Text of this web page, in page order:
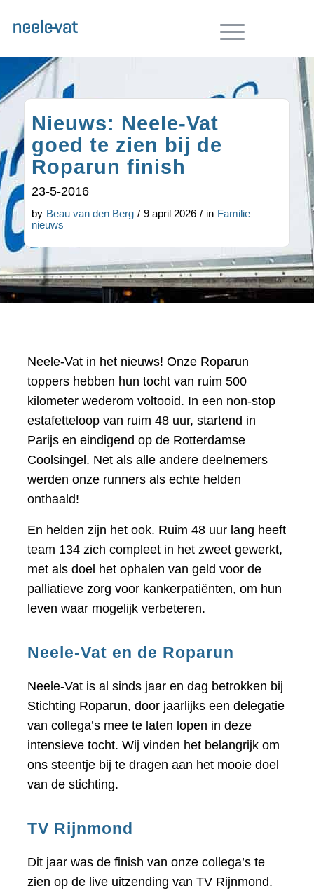
Nieuws: Neele-Vat
goed te zien bij de
Roparun finish
23-5-2016
by Beau van den Berg / 9 april 2026 / in Familie
nieuws
Neele-Vat in het nieuws! Onze Roparun
toppers hebben hun tocht van ruim 500
kilometer wederom voltooid. In een non-stop
estafetteloop van ruim 48 uur, startend in
Parijs en eindigend op de Rotterdamse
Coolsingel. Net als alle andere deelnemers
werden onze runners als echte helden
onthaald!
En helden zijn het ook. Ruim 48 uur lang heeft
team 134 zich compleet in het zweet gewerkt,
met als doel het ophalen van geld voor de
palliatieve zorg voor kankerpatiënten, om hun
leven waar mogelijk verbeteren.
Neele-Vat en de Roparun
Neele-Vat is al sinds jaar en dag betrokken bij
Stichting Roparun, door jaarlijks een delegatie
van collega’s mee te laten lopen in deze
intensieve tocht. Wij vinden het belangrijk om
ons steentje bij te dragen aan het mooie doel
van de stichting.
TV Rijnmond
Dit jaar was de finish van onze collega’s te
zien op de live uitzending van TV Rijnmond.